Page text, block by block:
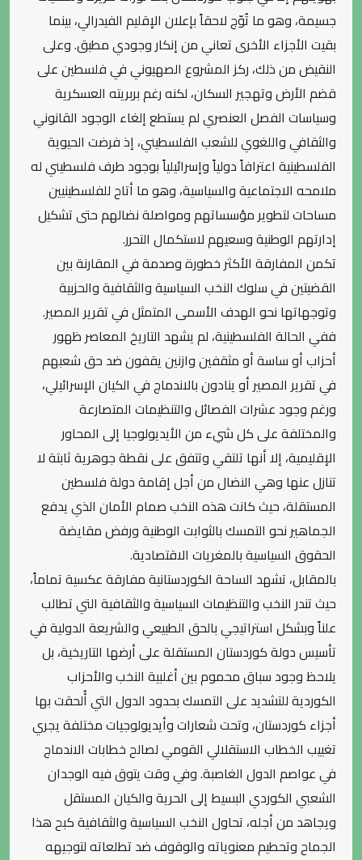
جسيمة، وهو ما تُوّج لاحقاً بإعلان الإقليم الفيدرالي، بينما
بقيت الأجزاء الأخرى تعاني من إنكار وجودي مطبق. وعلى
النقيض من ذلك، ركز المشروع الصهيوني في فلسطين على
قضم الأرض وتهجير السكان، لكنه رغم بربريته العسكرية
وسياسات الفصل العنصري لم يستطع إلغاء الوجود القانوني
والثقافي واللغوي للشعب الفلسطيني، إذ فرضت الحيوية
الفلسطينية اعترافاً دولياً وإسرائيلياً بوجود طرف فلسطيني له
ملامحه الاجتماعية والسياسية، وهو ما أتاح للفلسطينيين
مساحات لتطوير مؤسساتهم ومواصلة نضالهم حتى تشكيل
إدارتهم الوطنية وسعيهم لاستكمال التحرر.
تكمن المفارقة الأكثر خطورة وصدمة في المقارنة بين
القضيتين في سلوك النخب السياسية والثقافية والحزبية
وتوجهاتها نحو الهدف الأسمى المتمثل في تقرير المصير.
ففي الحالة الفلسطينية، لم يشهد التاريخ المعاصر ظهور
أحزاب أو ساسة أو مثقفين وازنين يقفون ضد حق شعبهم
في تقرير المصير أو ينادون بالاندماج في الكيان الإسرائيلي،
ورغم وجود عشرات الفصائل والتنظيمات المتصارعة
والمختلفة على كل شيء من الأيديولوجيا إلى المحاور
الإقليمية، إلا أنها تلتقي وتتفق على نقطة جوهرية ثابتة لا
تنازل عنها وهي النضال من أجل إقامة دولة فلسطين
المستقلة، حيث كانت هذه النخب صمام الأمان الذي يدفع
الجماهير نحو التمسك بالثوابت الوطنية ورفض مقايضة
الحقوق السياسية بالمغريات الاقتصادية.
بالمقابل، تشهد الساحة الكوردستانية مفارقة عكسية تماماً،
حيث تندر النخب والتنظيمات السياسية والثقافية التي تطالب
علناً وبشكل استراتيجي بالحق الطبيعي والشريعة الدولية في
تأسيس دولة كوردستان المستقلة على أرضها التاريخية، بل
يلاحظ وجود سباق محموم بين أغلبية النخب والأحزاب
الكوردية للتشديد على التمسك بحدود الدول التي أُلحقت بها
أجزاء كوردستان، وتحت شعارات وأيديولوجيات مختلفة يجري
تغييب الخطاب الاستقلالي القومي لصالح خطابات الاندماج
في عواصم الدول الغاصبة. وفي وقت يتوق فيه الوجدان
الشعبي الكوردي البسيط إلى الحرية والكيان المستقل
ويجاهد من أجله، تحاول النخب السياسية والثقافية كبح هذا
الجماح وتحطيم معنوياته والوقوف ضد تطلعاته لتوجيهه